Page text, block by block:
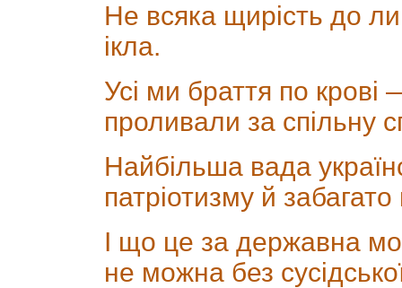
Не всяка щирість до
ікла.
Усі ми браття по крові
проливали за спільну
Найбільша вада
патріотизму й забагато
І що це за державна
не можна без